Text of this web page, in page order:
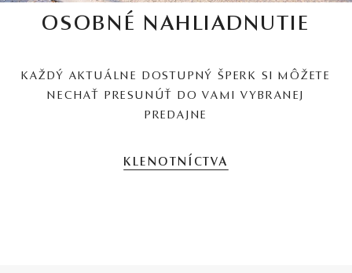
OSOBNÉ NAHLIADNUTIE
KAŽDÝ AKTUÁLNE DOSTUPNÝ ŠPERK SI MÔŽETE
NECHAŤ PRESUNÚŤ DO VAMI VYBRANEJ
PREDAJNE
KLENOTNÍCTVA